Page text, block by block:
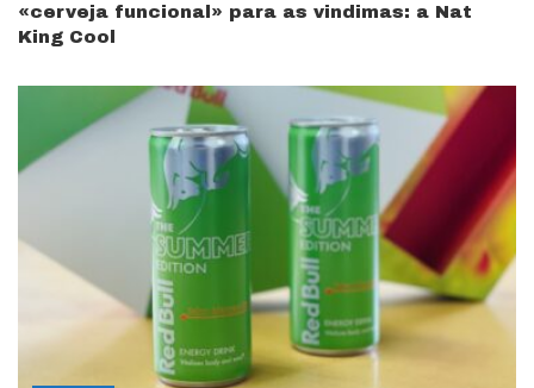
«cerveja funcional» para as vindimas: a Nat
King Cool